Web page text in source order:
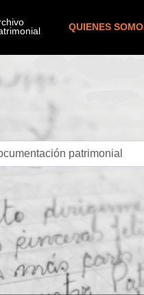
QUIENES